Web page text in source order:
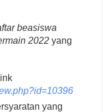
beasiswa
2022 yang
yang